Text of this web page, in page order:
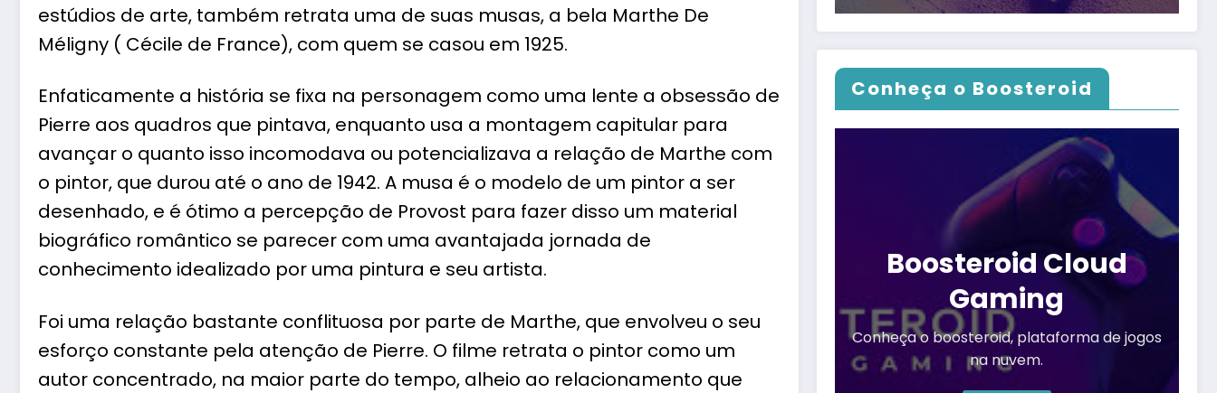
estúdios de arte, também retrata uma de suas musas, a bela Marthe De
Méligny ( Cécile de France), com quem se casou em 1925.
Enfaticamente a história se fixa na personagem como uma lente a obsessão de
Pierre aos quadros que pintava, enquanto usa a montagem capitular para
avançar o quanto isso incomodava ou potencializava a relação de Marthe com
o pintor, que durou até o ano de 1942. A musa é o modelo de um pintor a ser
desenhado, e é ótimo a percepção de Provost para fazer disso um material
biográfico romântico se parecer com uma avantajada jornada de
conhecimento idealizado por uma pintura e seu artista.
Foi uma relação bastante conflituosa por parte de Marthe, que envolveu o seu
esforço constante pela atenção de Pierre. O filme retrata o pintor como um
autor concentrado, na maior parte do tempo, alheio ao relacionamento que
Conheça o Boosteroid
Boosteroid Cloud
Gaming
Conheça o boosteroid, plataforma de jogos
na nuvem.